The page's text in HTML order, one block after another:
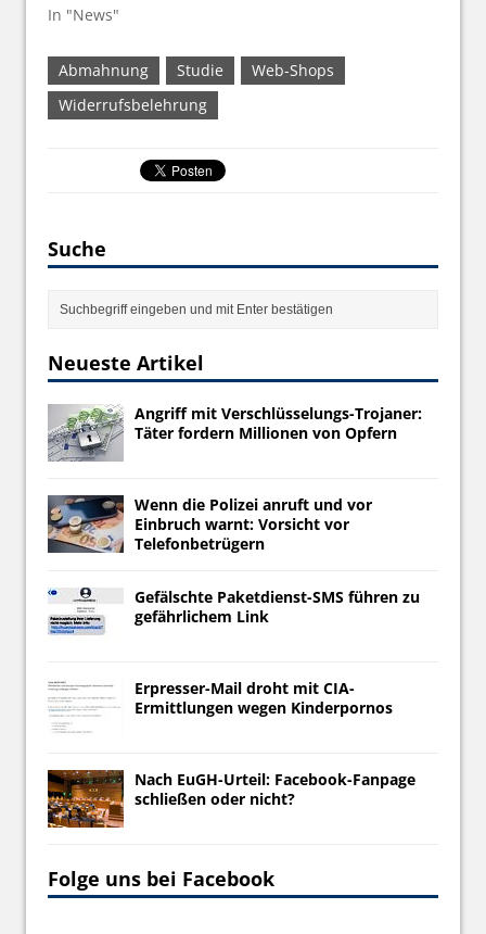
In "News"
Abmahnung Studie
Web-Shops
Widerrufsbelehrung
Suche
Neueste Artikel
Angriff mit Verschlüsselungs-Trojaner:
Täter fordern Millionen von Opfern
Wenn die Polizei anruft und vor
Einbruch warnt: Vorsicht vor
Telefonbetrügern
Gefälschte Paketdienst-SMS führen zu
gefährlichem Link
Erpresser-Mail droht mit CIA-
Ermittlungen wegen Kinderpornos
Nach EuGH-Urteil: Facebook-Fanpage
schließen oder nicht?
Folge uns bei Facebook